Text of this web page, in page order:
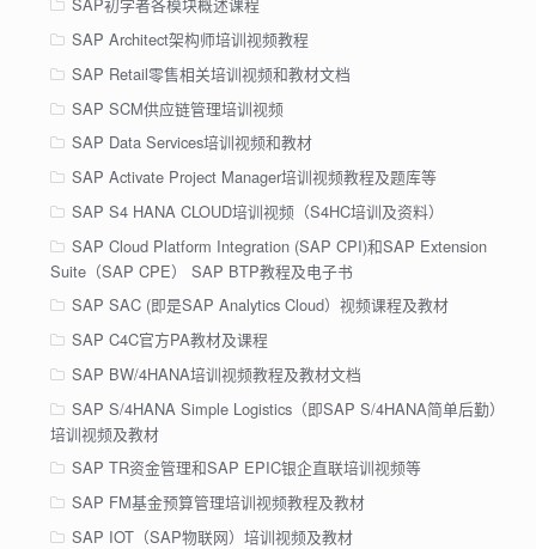
SAP Architect架构师培训视频教程
SAP Retail零售相关培训视频和教材文档
SAP SCM供应链管理培训视频
SAP Data Services培训视频和教材
SAP Activate Project Manager培训视频教程及题库等
SAP S4 HANA CLOUD培训视频（S4HC培训及资料）
SAP Cloud Platform Integration (SAP CPI)和SAP Extension
Suite（SAP CPE） SAP BTP教程及电子书
SAP SAC (即是SAP Analytics Cloud）视频课程及教材
SAP C4C官方PA教材及课程
SAP BW/4HANA培训视频教程及教材文档
SAP S/4HANA Simple Logistics（即SAP S/4HANA简单后勤）
培训视频及教材
SAP TR资金管理和SAP EPIC银企直联培训视频等
SAP FM基金预算管理培训视频教程及教材
SAP IOT（SAP物联网）培训视频及教材